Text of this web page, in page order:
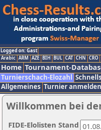
Logged on: Gast
Arabic ARM AZE BIH BUL CAT CHN CRO
Home Tournament-
Turnierschach-Elozahl
Allgemeines Turnier
Willkommen bei
FIDE-Elolisten Stand